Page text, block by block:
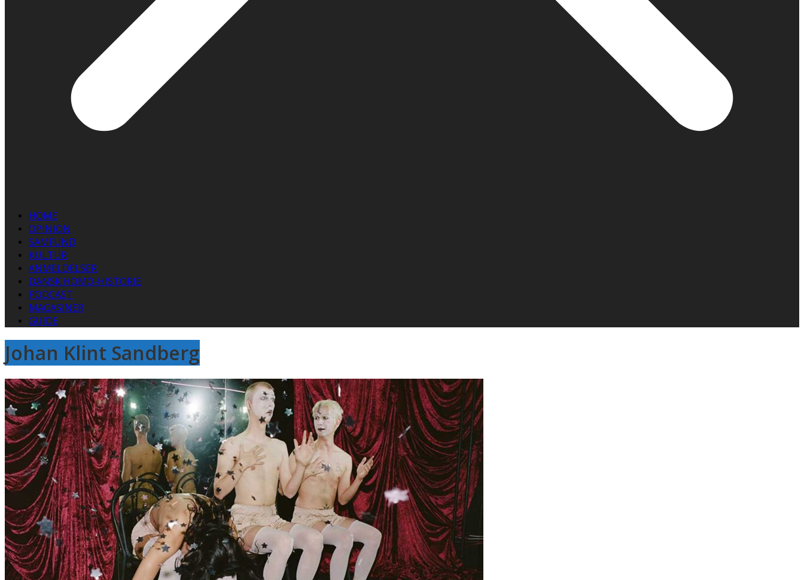
HOME
OPINION
SAMFUND
KULTUR
ANMELDELSER
DANSK HOMO-HISTORIE
PODCAST
MAGASINER
GUIDE
Johan Klint Sandberg